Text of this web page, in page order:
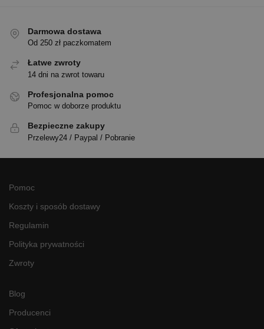
Darmowa dostawa
Od 250 zł paczkomatem
Łatwe zwroty
14 dni na zwrot towaru
Profesjonalna pomoc
Pomoc w doborze produktu
Bezpieczne zakupy
Przelewy24 / Paypal / Pobranie
Pomoc
Koszty i sposób dostawy
Regulamin
Polityka prywatności
Zwroty
Blog
Producenci